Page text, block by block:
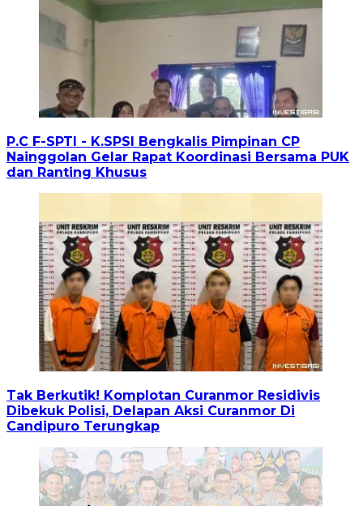
P.C F-SPTI - K.SPSI Bengkalis Pimpinan CP
Nainggolan Gelar Rapat Koordinasi Bersama PUK
dan Ranting Khusus
Tak Berkutik! Komplotan Curanmor Residivis
Dibekuk Polisi, Delapan Aksi Curanmor Di
Candipuro Terungkap